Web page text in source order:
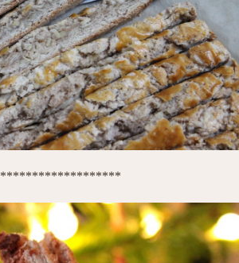
*******************